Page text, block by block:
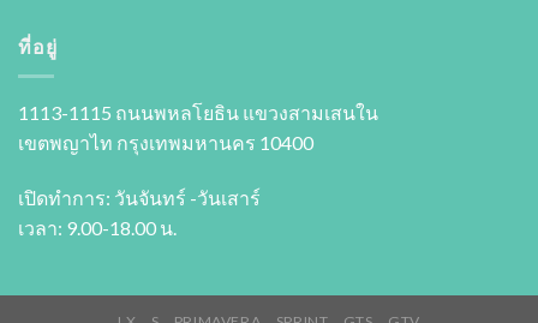
ที่อยู่
1113-1115 ถนนพหลโยธิน แขวงสามเสนใน
เขตพญาไท กรุงเทพมหานคร 10400
เปิดทำการ: วันจันทร์ -วันเสาร์
เวลา: 9.00-18.00 น.